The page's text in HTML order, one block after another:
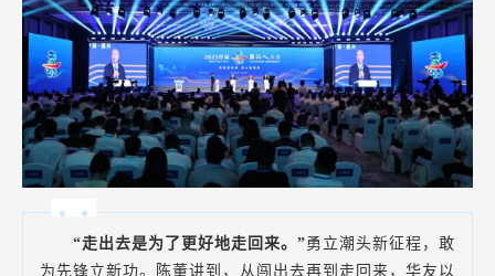
“走出去是为了更好地走回来。”勇立潮头新征程，敢
为先锋立新功。陈董讲到，从闯出去再到走回来，华友以